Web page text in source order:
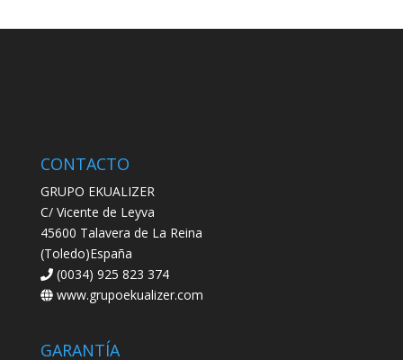
CONTACTO
GRUPO EKUALIZER
C/ Vicente de Leyva
45600 Talavera de La Reina
(Toledo)España
(0034) 925 823 374
www.grupoekualizer.com
GARANTÍA